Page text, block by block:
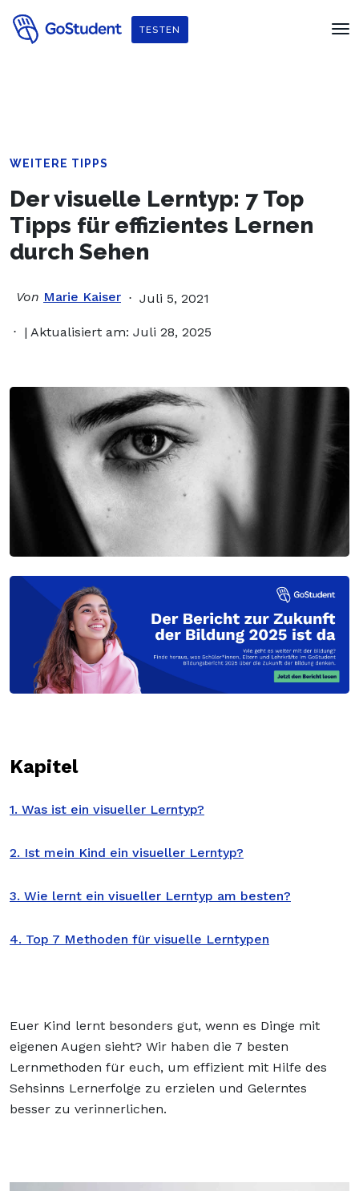
Verbessere dein Englisch und hol dir
Penguin Readers
TESTEN
WEITERE TIPPS
Der visuelle Lerntyp: 7 Top
Tipps für effizientes Lernen
durch Sehen
Von Marie Kaiser Juli 5, 2021
| Aktualisiert am: Juli 28, 2025
Kapitel
1. Was ist ein visueller Lerntyp?
2. Ist mein Kind ein visueller Lerntyp?
3. Wie lernt ein visueller Lerntyp am besten?
4. Top 7 Methoden für visuelle Lerntypen
Euer Kind lernt besonders gut, wenn es Dinge mit
eigenen Augen sieht? Wir haben die 7 besten
Lernmethoden für euch, um effizient mit Hilfe des
Sehsinns Lernerfolge zu erzielen und Gelerntes
besser zu verinnerlichen.